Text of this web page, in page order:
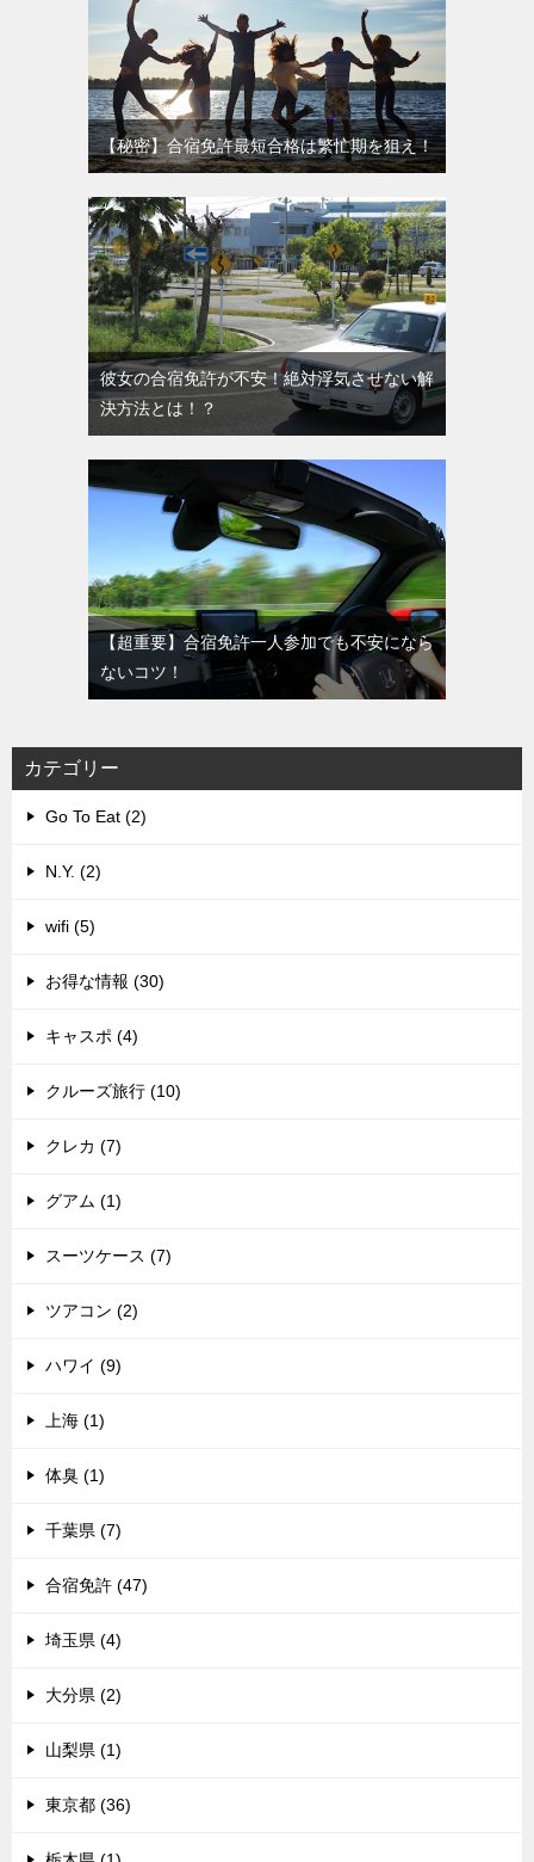
【秘密】合宿免許最短合格は繁忙期を狙え！
彼女の合宿免許が不安！絶対浮気させない解
決方法とは！？
【超重要】合宿免許一人参加でも不安になら
ないコツ！
カテゴリー
Go To Eat (2)
N.Y. (2)
wifi (5)
お得な情報 (30)
キャスポ (4)
クルーズ旅行 (10)
クレカ (7)
グアム (1)
スーツケース (7)
ツアコン (2)
ハワイ (9)
上海 (1)
体臭 (1)
千葉県 (7)
合宿免許 (47)
埼玉県 (4)
大分県 (2)
山梨県 (1)
東京都 (36)